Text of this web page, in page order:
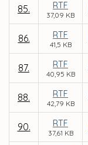
85. RTF
37,09 KB
86. RTF
41,5 KB
87. RTF
40,95 KB
88. RTF
42,79 KB
90. RTF
37,61 KB